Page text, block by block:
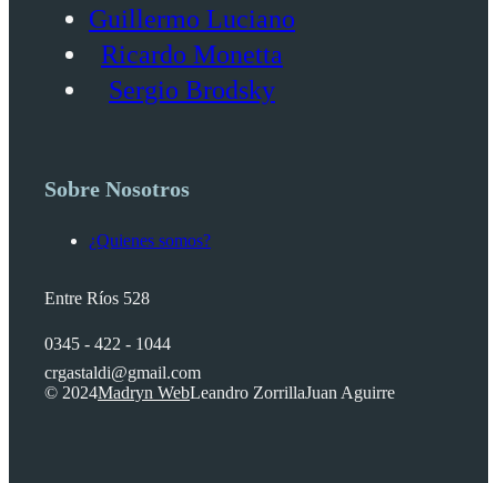
Guillermo Luciano
Ricardo Monetta
Sergio Brodsky
Sobre Nosotros
¿Quienes somos?
Entre Ríos 528
0345 - 422 - 1044
crgastaldi@gmail.com
© 2024Madryn WebLeandro ZorrillaJuan Aguirre